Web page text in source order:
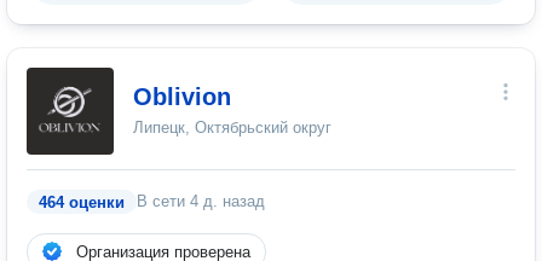
Oblivion
Липецк, Октябрьский округ
464 оценки В сети 4 д. назад
Организация проверена